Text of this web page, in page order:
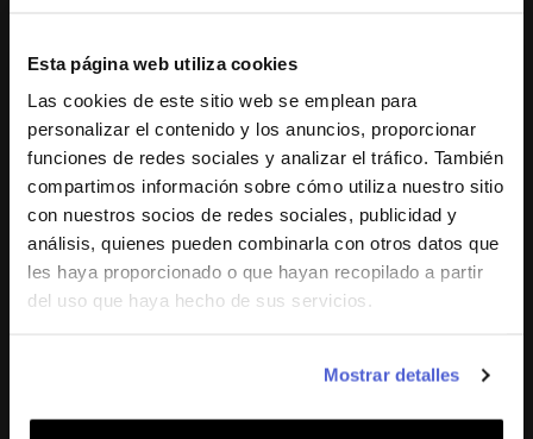
Esta página web utiliza cookies
Las cookies de este sitio web se emplean para
personalizar el contenido y los anuncios, proporcionar
funciones de redes sociales y analizar el tráfico. También
compartimos información sobre cómo utiliza nuestro sitio
con nuestros socios de redes sociales, publicidad y
análisis, quienes pueden combinarla con otros datos que
les haya proporcionado o que hayan recopilado a partir
del uso que haya hecho de sus servicios.
Mostrar detalles
¿Cómo sé cuál es mi getID?
¿Cómo puedo saber mi ID de compra?
Mostrar más >>
Métodos de pago y Promociones
¿Cuáles son los métodos de pago disponibles en